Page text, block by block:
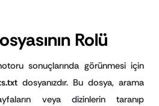
Rolü
sonuçlarında görünmesi için
dosyanızdır. Bu dosya, arama
veya dizinlerin taranıp